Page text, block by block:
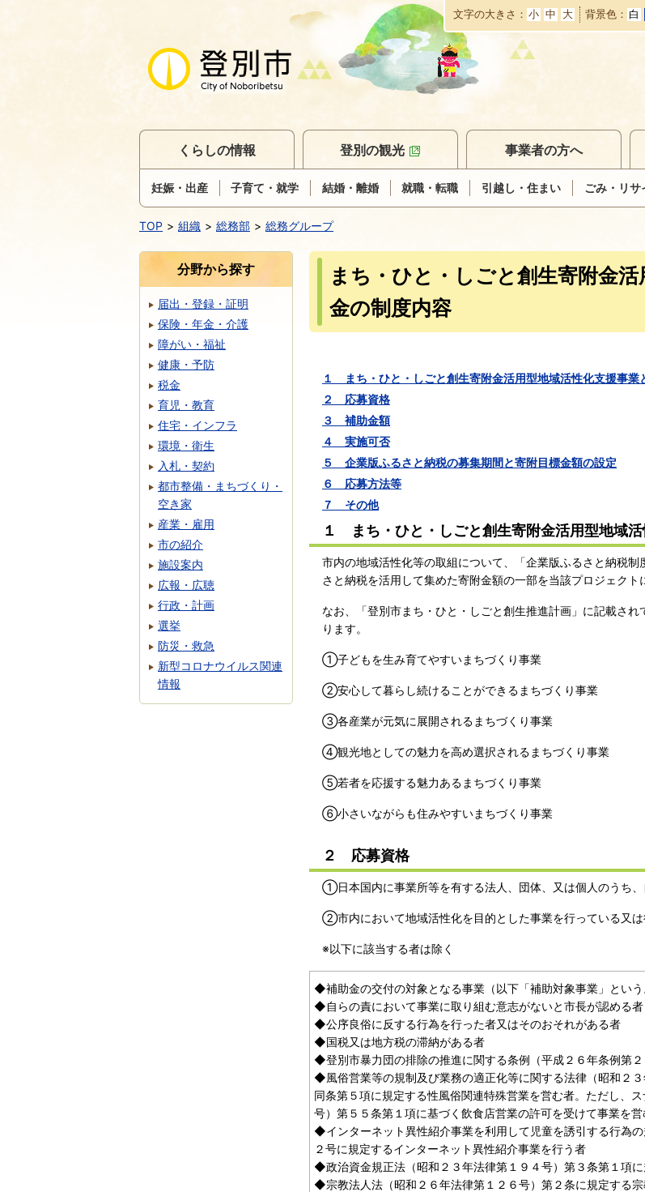
本
文
へ
移
動
文字の大きさ 小 中 大 背景色 白
くらしの情報
妊娠・出産 子育て・就学 結婚・離婚 就職・転職 引越し・住まい ごみ・リサ
登別の観光 事業者の方へ
TOP 組織 総務部 総務グループ
まち・ひと・しごと創生寄附金
金の制度内容
１ まち・ひと・しごと創生寄附金活用型地域活性化支援事業
２ 応募資格
３ 補助金額
４ 実施可否
５ 企業版ふるさと納税の募集期間と寄附目標金額の設定
６ 応募方法等
７ その他
１ まち・ひと・しごと創生寄附金活用型地域
市内の地域活性化等の取組について、「企業版ふるさと納税
さと納税を活用して集めた寄附金額の一部を当該プロジェクト
なお、「登別市まち・ひと・しごと創生推進計画」に記載さ
ります。
①子どもを生み育てやすいまちづくり事業
②安心して暮らし続けることができるまちづくり事業
③各産業が元気に展開されるまちづくり事業
④観光地としての魅力を高め選択されるまちづくり事業
⑤若者を応援する魅力あるまちづくり事業
⑥小さいながらも住みやすいまちづくり事業
２ 応募資格
①日本国内に事業所等を有する法人、団体、又は個人のうち
②市内において地域活性化を目的とした事業を行っている又
※以下に該当する者は除く
◆補助金の交付の対象となる事業（以下「補助対象事業」とい
◆自らの責において事業に取り組む意志がないと市長が認める者
◆公序良俗に反する行為を行った者又はそのおそれがある者
◆国税又は地方税の滞納がある者
◆登別市暴力団の排除の推進に関する条例（平成２６年条例第
◆風俗営業等の規制及び業務の適正化等に関する法律（昭和２
同条第５項に規定する性風俗関連特殊営業を営む者。ただし、
号）第５５条第１項に基づく飲食店営業の許可を受けて事業を営
◆インターネット異性紹介事業を利用して児童を誘引する行為
２号に規定するインターネット異性紹介事業を行う者
◆政治資金規正法（昭和２３年法律第１９４号）第３条第１項
◆宗教法人法（昭和２６年法律第１２６号）第２条に規定する
分野から探す
届出・登録・証明
保険・年金・介護
障がい・福祉
健康・予防
税金
育児・教育
住宅・インフラ
環境・衛生
入札・契約
都市整備・まちづくり・
空き家
産業・雇用
市の紹介
施設案内
広報・広聴
行政・計画
選挙
防災・救急
新型コロナウイルス関連
情報